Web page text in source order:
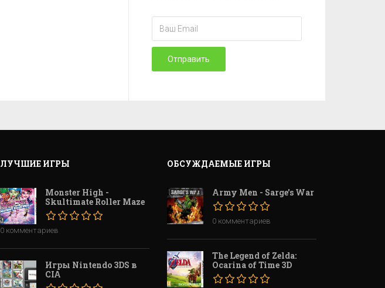
Отправить
ЛУЧШИЕ ИГРЫ
Monster High -
Skultimate Roller Maze
0 комментариев
Игры Nintendo 3DS в
CIA
ОБСУЖДАЕМЫЕ ИГРЫ
Army Men - Sarge's War
0 комментариев
The Legend of Zelda:
Ocarina of Time 3D